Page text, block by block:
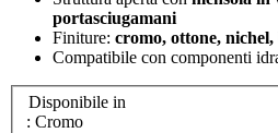
portasciugamani
Finiture: cromo, ottone,
Compatibile con componenti
Disponibile in
: Cromo